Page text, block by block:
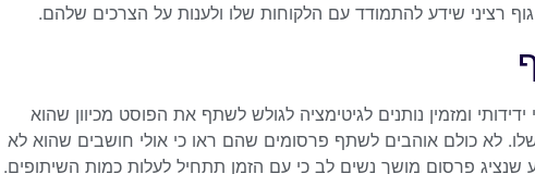
רציני שידע להתמודד עם הלקוחות שלו ולענות על הצרכים שלהם.
ומזמין נותנים לגיטימציה לגולש לשתף את הפוסט מכיוון שהוא
שלו. לא כולם אוהבים לשתף פרסומים שהם ראו כי אולי חושבים שהוא לא
פרסום מושך נשים לב כי עם הזמן תתחיל לעלות כמות השיתופים.